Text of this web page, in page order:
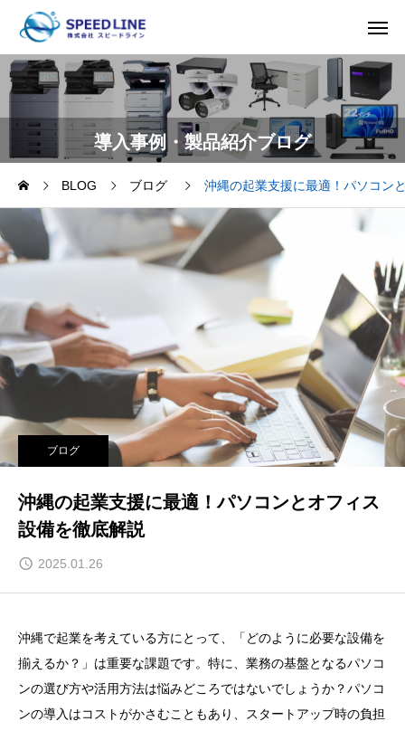
導入事例・製品紹介ブログ
BLOG ブログ 沖縄の起業支援に最適！パソコン
ブログ
沖縄の起業支援に最適！パソコンとオフィス
設備を徹底解説
2025.01.26
沖縄で起業を考えている方にとって、「どのように必要な設備を
揃えるか？」は重要な課題です。特に、業務の基盤となるパソコ
ンの選び方や活用方法は悩みどころではないでしょうか？パソコ
ンの導入はコストがかさむこともあり、スタートアップ時の負担